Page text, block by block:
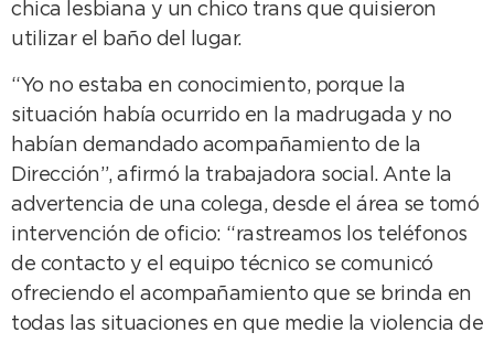
chica lesbiana y un chico trans que quisieron
utilizar el baño del lugar.
“Yo no estaba en conocimiento, porque la
situación había ocurrido en la madrugada y no
habían demandado acompañamiento de la
Dirección”, afirmó la trabajadora social. Ante la
advertencia de una colega, desde el área se tomó
intervención de oficio: “rastreamos los teléfonos
de contacto y el equipo técnico se comunicó
ofreciendo el acompañamiento que se brinda en
todas las situaciones en que medie la violencia de